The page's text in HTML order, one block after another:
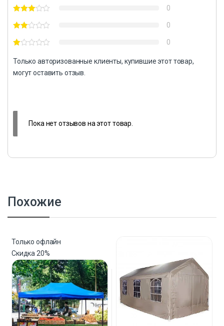
0
0
0
Только авторизованные клиенты, купившие этот товар,
могут оставить отзыв.
Пока нет отзывов на этот товар.
Похожие
Только офлайн
Скидка 20%